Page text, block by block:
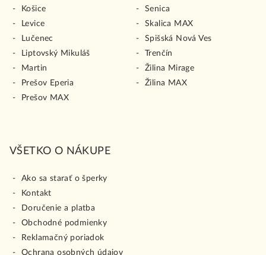
Košice
Levice
Lučenec
Liptovský Mikuláš
Martin
Prešov Eperia
Prešov MAX
Senica
Skalica MAX
Spišská Nová Ves
Trenčín
Žilina Mirage
Žilina MAX
VŠETKO O NÁKUPE
Ako sa starať o šperky
Kontakt
Doručenie a platba
Obchodné podmienky
Reklamačný poriadok
Ochrana osobných údajov